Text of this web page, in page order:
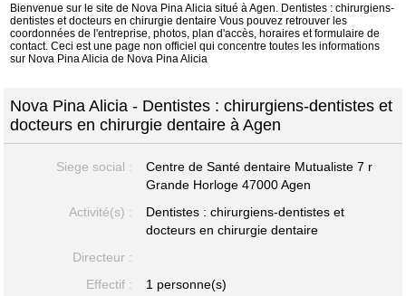
Bienvenue sur le site de Nova Pina Alicia situé à Agen. Dentistes : chirurgiens-
dentistes et docteurs en chirurgie dentaire Vous pouvez retrouver les
coordonnées de l'entreprise, photos, plan d'accès, horaires et formulaire de
contact. Ceci est une page non officiel qui concentre toutes les informations
sur Nova Pina Alicia de Nova Pina Alicia
Nova Pina Alicia - Dentistes : chirurgiens-dentistes et
docteurs en chirurgie dentaire à Agen
Siege social :
Centre de Santé dentaire Mutualiste 7 r
Grande Horloge47000 Agen
Activité(s) :
Dentistes : chirurgiens-dentistes et
docteurs en chirurgie dentaire
Directeur :
Effectif :
1 personne(s)